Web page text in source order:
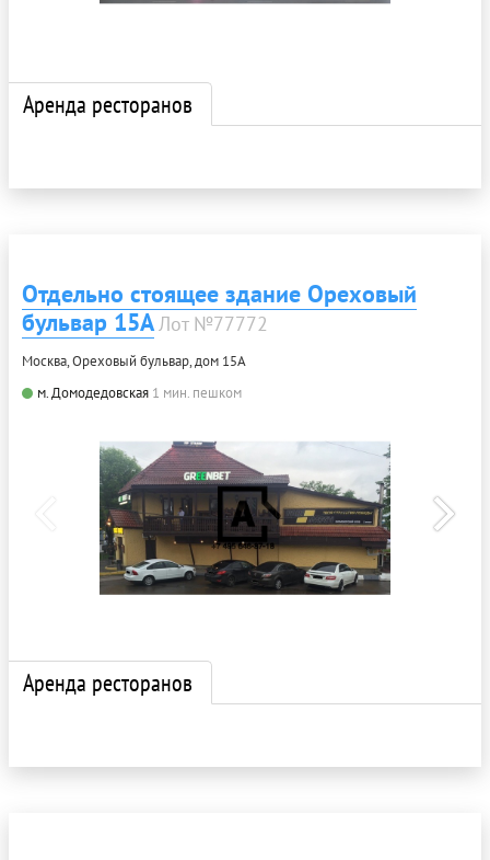
Аренда ресторанов
Отдельно стоящее здание Ореховый
бульвар 15АЛот №77772
Москва, Ореховый бульвар, дом 15А
м. Домодедовская 1 мин. пешком
Аренда ресторанов